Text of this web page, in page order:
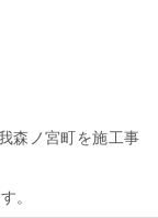
森ノ宮町を施工事
。